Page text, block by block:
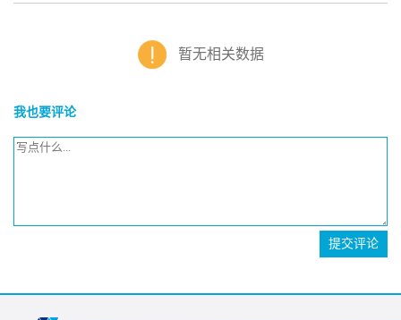
暂无相关数据
我也要评论
提交评论